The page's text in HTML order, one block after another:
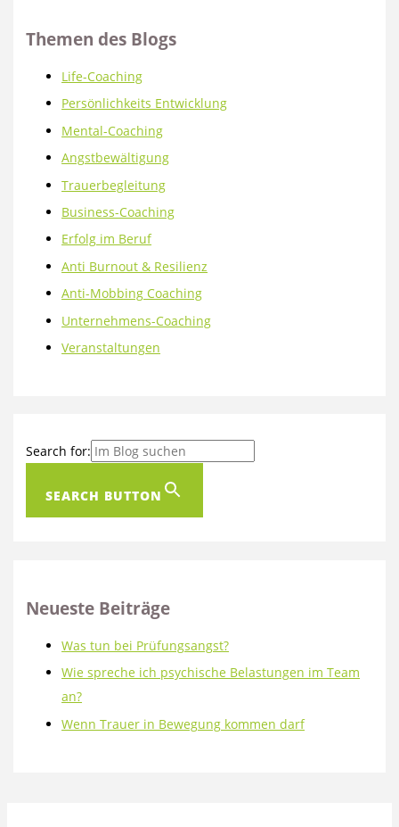
Themen des Blogs
Life-Coaching
Persönlichkeits Entwicklung
Mental-Coaching
Angstbewältigung
Trauerbegleitung
Business-Coaching
Erfolg im Beruf
Anti Burnout & Resilienz
Anti-Mobbing Coaching
Unternehmens-Coaching
Veranstaltungen
Search for:
SEARCH BUTTON
Neueste Beiträge
Was tun bei Prüfungsangst?
Wie spreche ich psychische Belastungen im Team
an?
Wenn Trauer in Bewegung kommen darf